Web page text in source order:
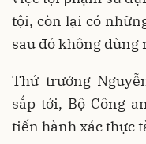
tội, còn lại có
sau đó không dùng
Thứ trưởng
sắp tới, Bộ Công
tiến hành xác thực